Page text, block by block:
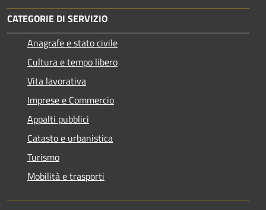
CATEGORIE DI SERVIZIO
Anagrafe e stato civile
Cultura e tempo libero
Vita lavorativa
Imprese e Commercio
Appalti pubblici
Catasto e urbanistica
Turismo
Mobilità e trasporti